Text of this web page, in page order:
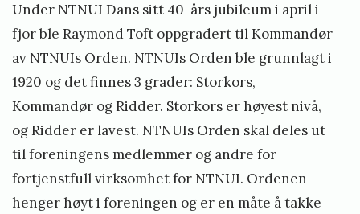
k
Under NTNUI Dans sitt 40-års jubileum i april i
fjor ble Raymond Toft oppgradert til Kommandør
av NTNUIs Orden. NTNUIs Orden ble grunnlagt i
1920 og det finnes 3 grader: Storkors,
Kommandør og Ridder. Storkors er høyest nivå,
og Ridder er lavest. NTNUIs Orden skal deles ut
til foreningens medlemmer og andre for
fortjenstfull virksomhet for NTNUI. Ordenen
henger høyt i foreningen og er en måte å takke